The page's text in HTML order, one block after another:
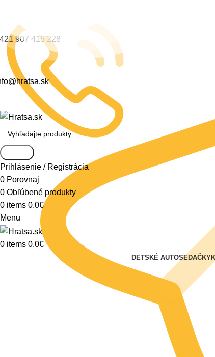
907 415 228
Prihlásenie / Registrácia
0 Porovnaj
0 Obľúbené produkty
0 items 0.0€
Menu
0 items 0.0€
DETSKÉ AUTOSEDAČKY